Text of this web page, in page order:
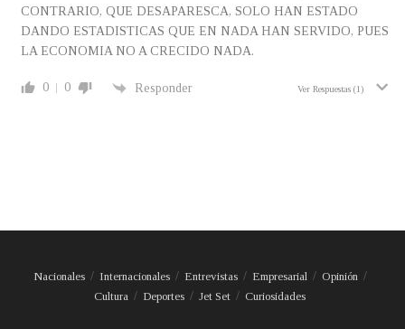
CONTRARIO, QUE DESAPARESCA, SOLO HAN ESTADO
DANDO ESTADISTICAS QUE EN NADA HAN SERVIDO, PUES
LA ECONOMIA NO A CRECIDO NADA.
0 0 Responder Ver Respuestas (1)
Nacionales Internacionales Entrevistas Empresarial
Opinión
Cultura
Deportes Jet Set Curiosidades